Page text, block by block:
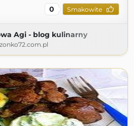
0 Smakowite
Agi - blog kulinarny